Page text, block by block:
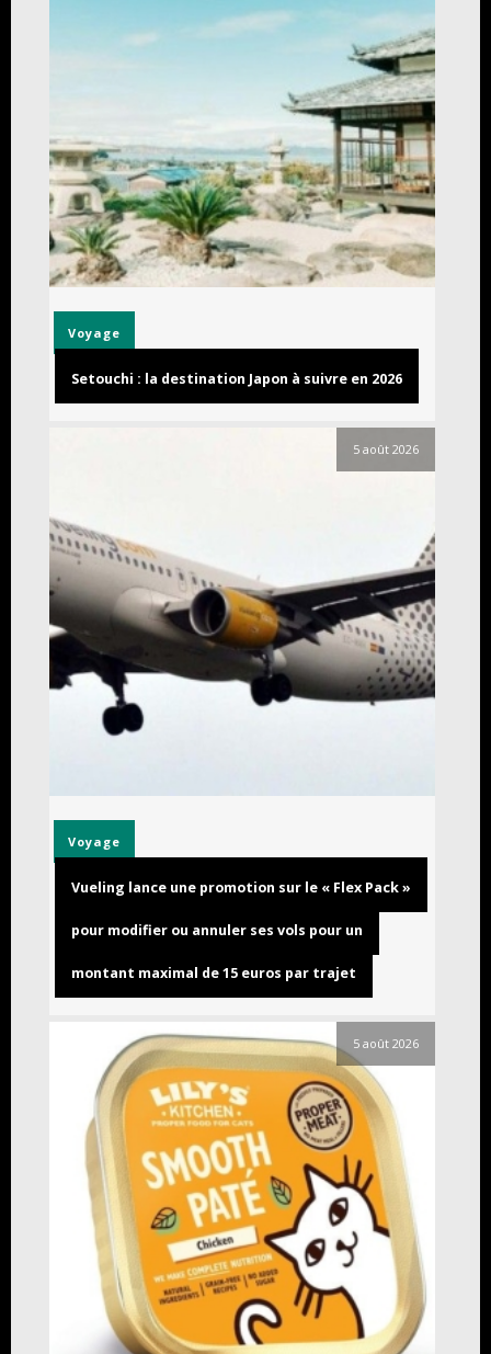
Voyage
Setouchi : la destination Japon à suivre en 2026
5 août 2026
Voyage
Vueling lance une promotion sur le « Flex Pack »
pour modifier ou annuler ses vols pour un
montant maximal de 15 euros par trajet
5 août 2026